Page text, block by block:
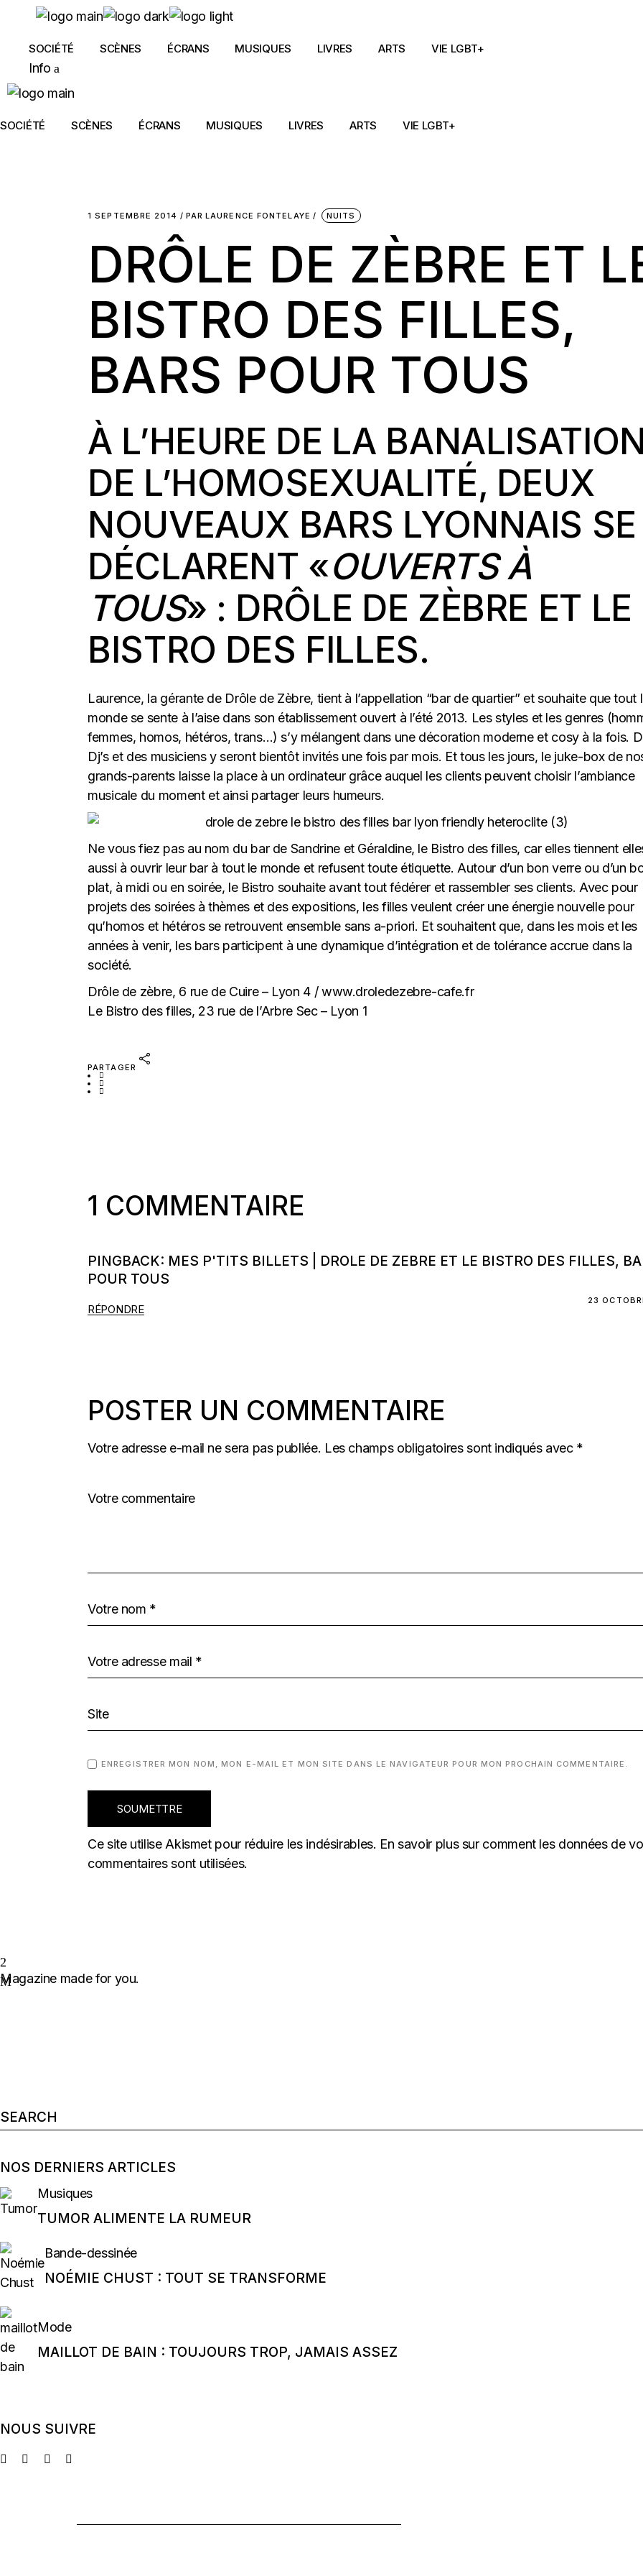
contentSOCIÉTÉ SCÈNES ÉCRANS MUSIQUES LIVRES ARTS VIE LGBT+
Info
SOCIÉTÉ SCÈNES ÉCRANS MUSIQUES LIVRES ARTS VIE LGBT+
1 SEPTEMBRE 2014 PAR LAURENCE FONTELAYE NUITS
DRÔLE DE ZÈBRE ET
BISTRO DES FILLES,
BARS POUR TOUS
À L’HEURE DE LA
DE L’HOMOSEXUALITÉ, DEUX
NOUVEAUX BARS LYONNAIS SE
DÉCLARENT «OUVERTS À
TOUS» : DRÔLE DE ZÈBRE ET LE
BISTRO DES FILLES.
Laurence, la gérante de Drôle de Zèbre, tient à l’appellation “bar de quartier” et souhaite que tout
monde se sente à l’aise dans son établissement ouvert à l’été 2013. Les styles et les genres
femmes, homos, hétéros, trans…) s’y mélangent dans une décoration moderne et cosy à la fois.
Dj’s et des musiciens y seront bientôt invités une fois par mois. Et tous les jours, le juke-box de
grands-parents laisse la place à un ordinateur grâce auquel les clients peuvent choisir l’ambiance
musicale du moment et ainsi partager leurs humeurs.
Ne vous fiez pas au nom du bar de Sandrine et Géraldine, le Bistro des filles, car elles tiennent
aussi à ouvrir leur bar à tout le monde et refusent toute étiquette. Autour d’un bon verre ou d’un
plat, à midi ou en soirée, le Bistro souhaite avant tout fédérer et rassembler ses clients. Avec pour
projets des soirées à thèmes et des expositions, les filles veulent créer une énergie nouvelle pour
qu’homos et hétéros se retrouvent ensemble sans a-priori. Et souhaitent que, dans les mois et les
années à venir, les bars participent à une dynamique d’intégration et de tolérance accrue dans la
société.
Drôle de zèbre, 6 rue de Cuire – Lyon 4 /www.droledezebre-cafe.fr
Le Bistro des filles, 23 rue de l’Arbre Sec – Lyon 1
PARTAGER
1 COMMENTAIRE
PINGBACK: MES P'TITS BILLETS | DROLE DE ZEBRE ET LE BISTRO DES FILLES,
POUR TOUS
23
RÉPONDRE
POSTER UN COMMENTAIRE
Votre adresse e-mail ne sera pas publiée. Les champs obligatoires sont indiqués avec *
ENREGISTRER MON NOM, MON E-MAIL ET MON SITE DANS LE NAVIGATEUR POUR MON PROCHAIN COMMENTAIRE.
SOUMETTRE
Ce site utilise Akismet pour réduire les indésirables. En savoir plus sur comment les données de
commentaires sont utilisées.
Magazine made for you.
Search
for:
NOS DERNIERS ARTICLES
Musiques
TUMOR ALIMENTE LA RUMEUR
Bande-dessinée
NOÉMIE CHUST : TOUT SE TRANSFORME
Mode
MAILLOT DE BAIN : TOUJOURS TROP, JAMAIS ASSEZ
NOUS SUIVRE